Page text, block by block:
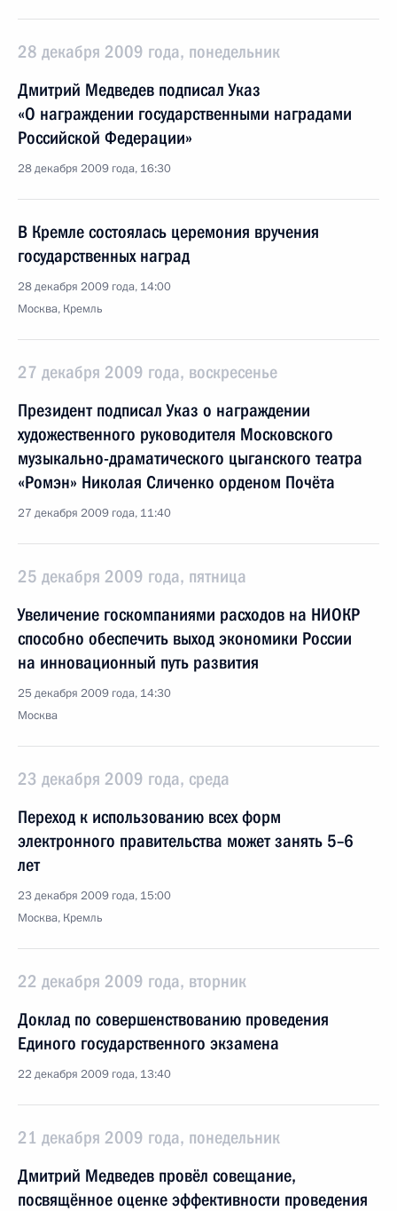
28 декабря 2009 года, понедельник
Дмитрий Медведев подписал Указ
«О награждении государственными наградами
Российской Федерации»
28 декабря 2009 года, 16:30
В Кремле состоялась церемония вручения
государственных наград
28 декабря 2009 года, 14:00
Москва, Кремль
27 декабря 2009 года, воскресенье
Президент подписал Указ о награждении
художественного руководителя Московского
музыкально-драматического цыганского театра
«Ромэн» Николая Сличенко орденом Почёта
27 декабря 2009 года, 11:40
25 декабря 2009 года, пятница
Увеличение госкомпаниями расходов на НИОКР
способно обеспечить выход экономики России
на инновационный путь развития
25 декабря 2009 года, 14:30
Москва
23 декабря 2009 года, среда
Переход к использованию всех форм
электронного правительства может занять 5–6
лет
23 декабря 2009 года, 15:00
Москва, Кремль
22 декабря 2009 года, вторник
Доклад по совершенствованию проведения
Единого государственного экзамена
22 декабря 2009 года, 13:40
21 декабря 2009 года, понедельник
Дмитрий Медведев провёл совещание,
посвящённое оценке эффективности проведения